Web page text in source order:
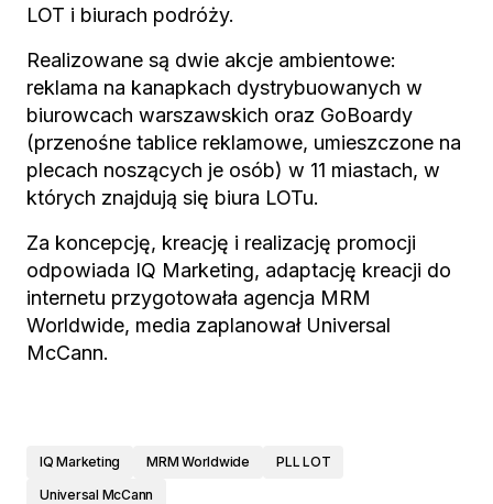
LOT i biurach podróży.
Realizowane są dwie akcje ambientowe:
reklama na kanapkach dystrybuowanych w
biurowcach warszawskich oraz GoBoardy
(przenośne tablice reklamowe, umieszczone na
plecach noszących je osób) w 11 miastach, w
których znajdują się biura LOTu.
Za koncepcję, kreację i realizację promocji
odpowiada IQ Marketing, adaptację kreacji do
internetu przygotowała agencja MRM
Worldwide, media zaplanował Universal
McCann.
IQ Marketing MRM Worldwide
PLL LOT
Universal McCann